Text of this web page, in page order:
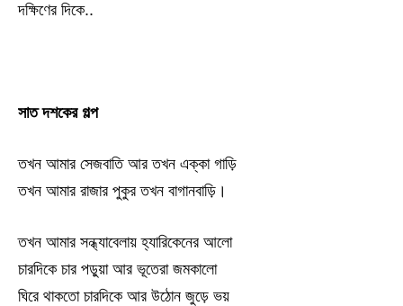
দক্ষিণের দিকে..
সাত দশকের গল্প
তখন আমার সেজবাতি আর তখন এক্কা গাড়ি
তখন আমার রাজার পুকুর তখন বাগানবাড়ি।
তখন আমার সন্ধ্যাবেলায় হ্যারিকেনের আলো
চারদিকে চার পড়ুয়া আর ভূতেরা জমকালো
ঘিরে থাকতো চারদিকে আর উঠোন জুড়ে ভয়